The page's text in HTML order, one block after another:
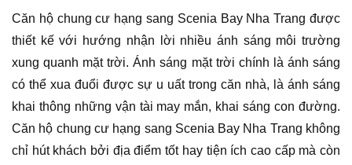
Căn hộ chung cư hạng sang Scenia Bay Nha Trang được
thiết kế với hướng nhận lời nhiều ánh sáng môi trường
xung quanh mặt trời. Ánh sáng mặt trời chính là ánh sáng
có thể xua đuổi được sự u uất trong căn nhà, là ánh sáng
khai thông những vận tài may mắn, khai sáng con đường.
Căn hộ chung cư hạng sang Scenia Bay Nha Trang không
chỉ hút khách bởi địa điểm tốt hay tiện ích cao cấp mà còn